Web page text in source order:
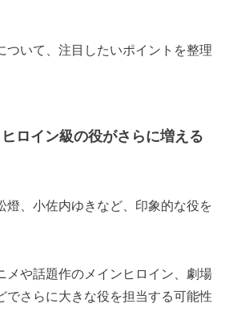
ついて、注目したいポイントを整理
ロイン級の役がさらに増える
燈、小佐内ゆきなど、印象的な役を
メや話題作のメインヒロイン、劇場
でさらに大きな役を担当する可能性